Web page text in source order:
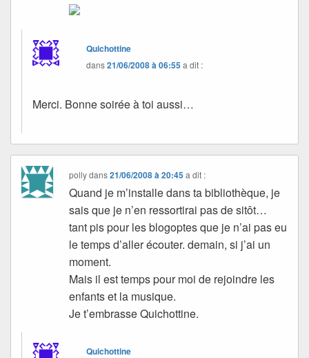
Quichottine
dans21/06/2008 à 06:55a dit :
Merci. Bonne soirée à toi aussi…
pollydans21/06/2008 à 20:45 a dit :
Quand je m’installe dans ta bibliothèque, je
sais que je n’en ressortirai pas de sitôt…
tant pis pour les blogoptes que je n’ai pas eu
le temps d’aller écouter. demain, si j’ai un
moment.
Mais il est temps pour moi de rejoindre les
enfants et la musique.
Je t’embrasse Quichottine.
Quichottine